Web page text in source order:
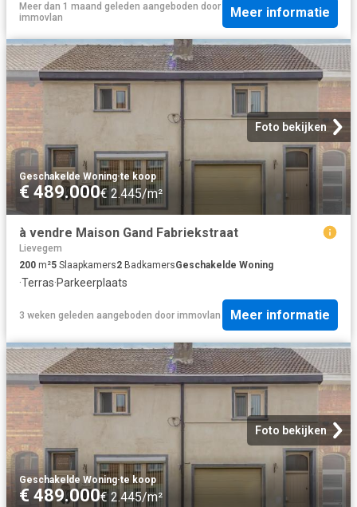
Meer dan 1 maand geleden aangeboden door
immovlan
Meer informatie
Foto bekijken
Geschakelde Woning·te koop
€ 489.000€ 2.445/m²
à vendre Maison Gand Fabriekstraat
Lievegem
200 m²5 Slaapkamers2 BadkamersGeschakelde Woning
·Terras·Parkeerplaats
3 weken geleden aangeboden door immovlan Meer informatie
Foto bekijken
Geschakelde Woning·te koop
€ 489.000€ 2.445/m²